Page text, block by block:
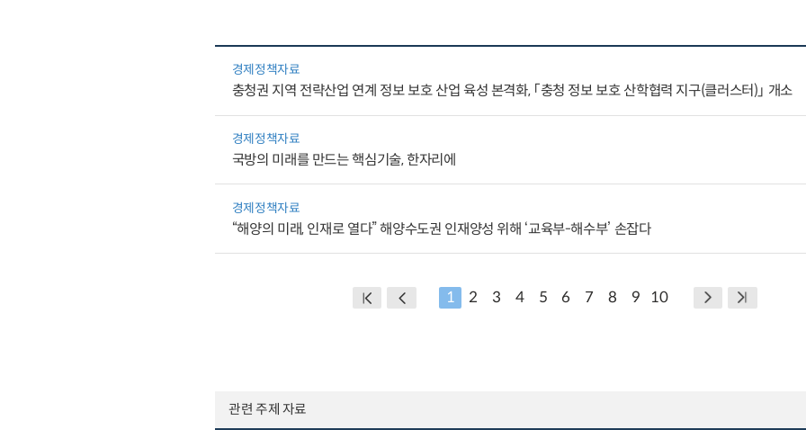
경제정책자료
충청권 지역 전략산업 연계 정보 보호 산업 육성 본격화, 「충청 정보 보호 산학협력 지구(클러스터)」 개소
경제정책자료
국방의 미래를 만드는 핵심기술, 한자리에
경제정책자료
“해양의 미래, 인재로 열다” 해양수도권 인재양성 위해 ‘교육부-해수부’ 손잡다
1 2 3 4 5 6 7 8 9 10
관련 주제 자료